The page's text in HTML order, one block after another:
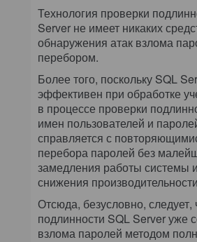
Технология проверки
Server не имеет никаких
обнаружения атак взлома
перебором.
Более того, поскольку SQL
эффективен при обработке
в процессе проверки
имен пользователей и
справляется с
перебора паролей без
замедления работы системы
снижения
Отсюда, безусловно, следует,
подлинности SQL Server уже
взлома паролей методом